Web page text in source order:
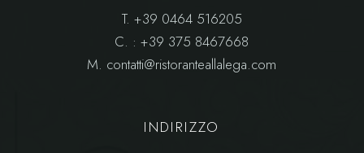
T. +39 0464 516205
C. : +39 375 8467668
M. contatti@ristoranteallalega.com
INDIRIZZO